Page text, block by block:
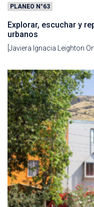
PLANEO N°63
Explorar, escuchar y
urbanos
[Javiera Ignacia Leighton